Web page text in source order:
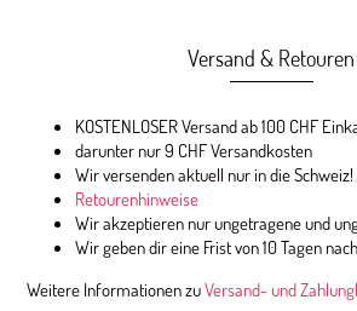
Versand & Retouren
KOSTENLOSER Versand ab 100 CHF
darunter nur 9 CHF Versandkosten
Wir versenden aktuell nur in die Schweiz!
Retourenhinweise
Wir akzeptieren nur ungetragene und
Wir geben dir eine Frist von 10 Tagen
Weitere Informationen zuVersand- und